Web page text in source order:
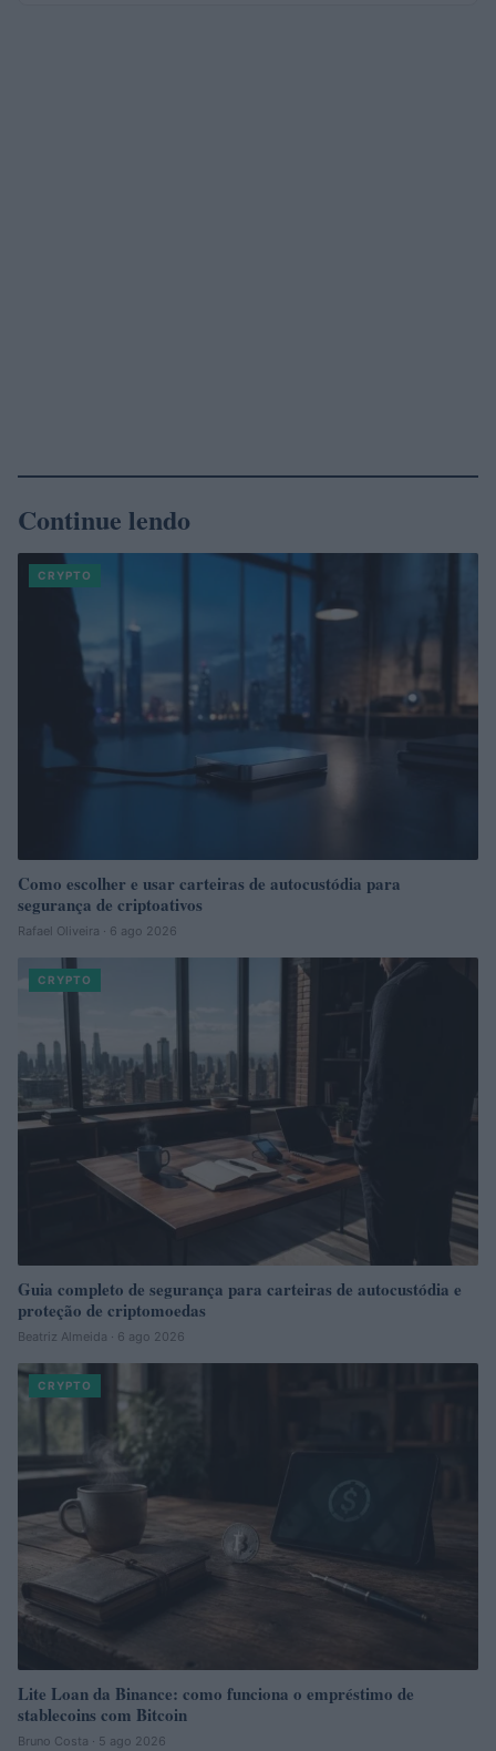
Continue lendo
CRYPTO
Como escolher e usar carteiras de autocustódia para
segurança de criptoativos
Rafael Oliveira · 6 ago 2026
CRYPTO
Guia completo de segurança para carteiras de autocustódia e
proteção de criptomoedas
Beatriz Almeida · 6 ago 2026
CRYPTO
Lite Loan da Binance: como funciona o empréstimo de
stablecoins com Bitcoin
Bruno Costa · 5 ago 2026